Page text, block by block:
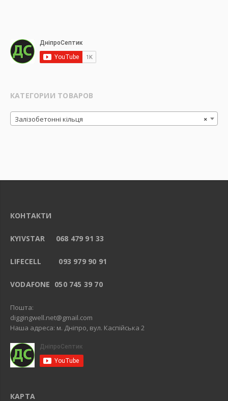
КАТЕГОРИИ ТОВАРОВ
×
Залізобетонні кільця
КОНТАКТИ
KYIVSTAR 068 479 91 33
LIFECELL 093 979 90 91
VODAFONE 050 745 39 70
Пошта:
diggingwell.net@gmail.com
Наша адреса: м. Дніпро, вул. Каспійська 2
КАРТА